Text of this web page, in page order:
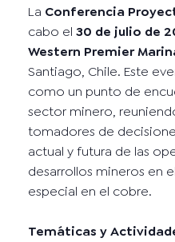
La Conferencia
cabo el 30 de julio de
Western Premier
Santiago, Chile. Este
como un punto de
sector minero,
tomadores de
actual y futura de las
desarrollos mineros en
especial en el cobre.
Temáticas y